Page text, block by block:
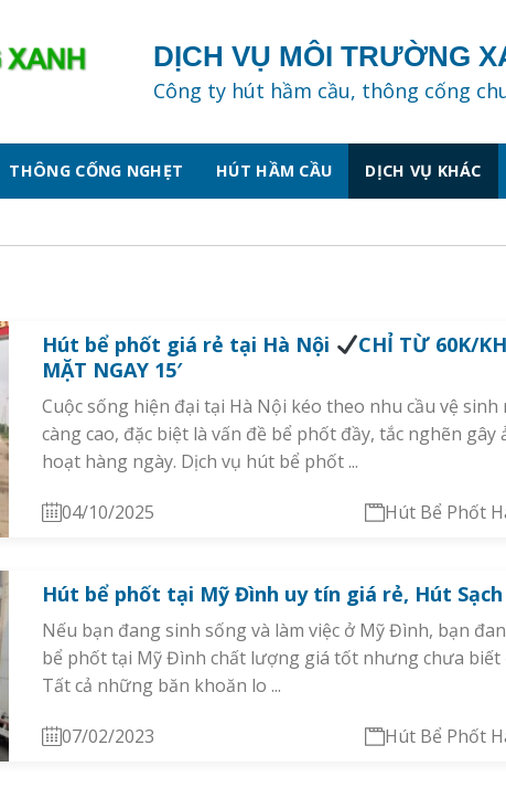
DỊCH VỤ MÔI TRƯỜNG
Công ty hút hầm cầu, thông cống
THÔNG CỐNG NGHẸT HÚT HẦM CẦU DỊCH VỤ KHÁC
Hút bể phốt giá rẻ tại Hà Nội
CHỈ TỪ 60K/
MẶT NGAY 15′
Cuộc sống hiện đại tại Hà Nội kéo theo nhu cầu vệ
càng cao, đặc biệt là vấn đề bể phốt đầy, tắc nghẽn
hoạt hàng ngày. Dịch vụ hút bể phốt ...
04/10/2025 Hút Bể Phốt
Hút bể phốt tại Mỹ Đình uy tín giá rẻ, Hút Sạch
Nếu bạn đang sinh sống và làm việc ở Mỹ Đình, bạn
bể phốt tại Mỹ Đình chất lượng giá tốt nhưng chưa biết
Tất cả những băn khoăn lo ...
07/02/2023 Hút Bể Phốt